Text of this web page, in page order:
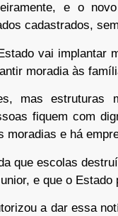
e o
cadastrados,
vai implantar
moradia às
mas estruturas
fiquem com
moradias e há
que escolas
e que o
a dar essa